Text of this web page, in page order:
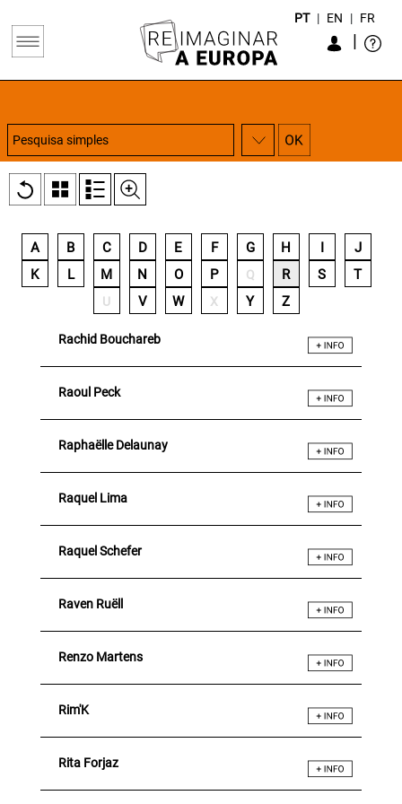
|
PT | EN | FR
A B C D E F G H
J
K
L M N O P Q R S T
U V W X Y Z
Rachid Bouchareb
Raoul Peck
Raphaëlle Delaunay
Raquel Lima
Raquel Schefer
Raven Ruëll
Renzo Martens
Rim'K
Rita Forjaz